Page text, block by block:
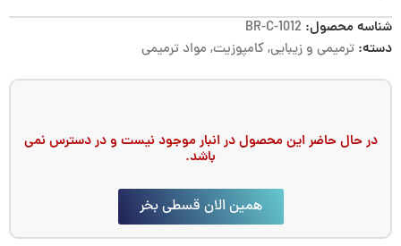
شناسه محصول: BR-C-1012
دسته: ترمیمی و زیبایی,کامپوزیت, مواد ترمیمی
در حال حاضر این محصول در انبار موجود نیست و در دسترس نمی
باشد.
همین الان قسطی بخر